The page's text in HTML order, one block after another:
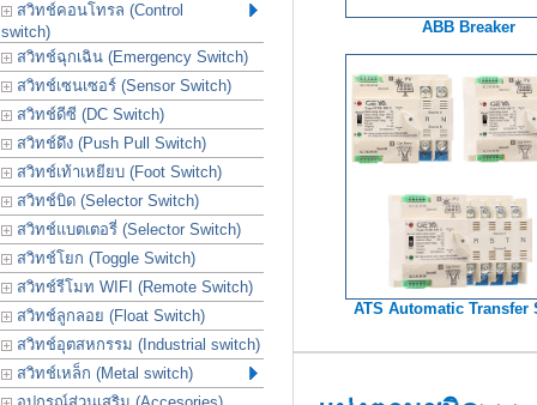
สวิทช์คอนโทรล (Control
switch)
สวิทช์ฉุกเฉิน (Emergency Switch)
สวิทช์เซนเซอร์ (Sensor Switch)
สวิทช์ดีซี (DC Switch)
สวิทช์ดึง (Push Pull Switch)
สวิทช์เท้าเหยียบ (Foot Switch)
สวิทช์บิด (Selector Switch)
สวิทช์แบตเตอรี่ (Selector Switch)
สวิทช์โยก (Toggle Switch)
สวิทช์รีโมท WIFI (Remote Switch)
สวิทช์ลูกลอย (Float Switch)
สวิทช์อุตสหกรรม (Industrial switch)
สวิทช์เหล็ก (Metal switch)
ABB Breaker
ATS Automatic Transfer